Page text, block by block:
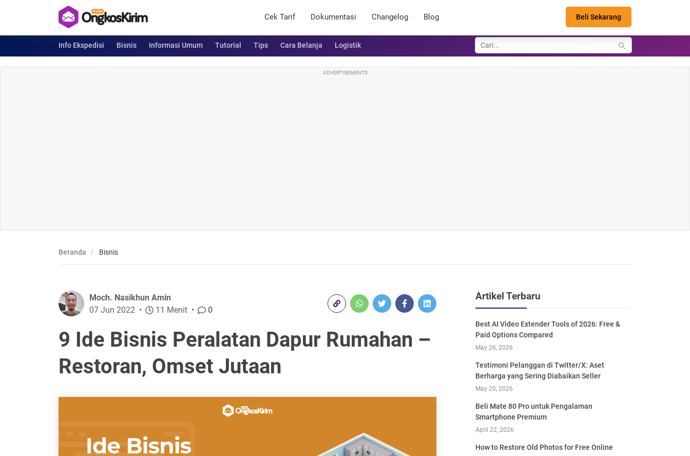
Cek Tarif Dokumentasi Changelog Blog Beli Sekarang
Info Ekspedisi Bisnis Informasi Umum Tutorial Tips Cara Belanja Logistik
ADVERTISEMENTS
Beranda Bisnis
9 Ide Bisnis Peralatan Dapur Rumahan –
Restoran, Omset Jutaan
Moch. Nasikhun Amin
07 Jun 2022
11 Menit 0
Artikel Terbaru
Best AI Video Extender Tools of 2026: Free &
Paid Options Compared
May 26, 2026
Testimoni Pelanggan di Twitter/X: Aset
Berharga yang Sering Diabaikan Seller
May 20, 2026
Beli Mate 80 Pro untuk Pengalaman
Smartphone Premium
April 22, 2026
How to Restore Old Photos for Free Online